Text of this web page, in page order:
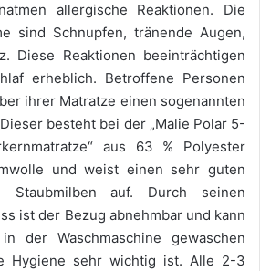
allergische Reaktionen. Die
sind Schnupfen, tränende Augen,
Diese Reaktionen beeinträchtigen
erheblich. Betroffene Personen
ihrer Matratze einen sogenannten
besteht bei der „Malie Polar 5-
aus 63 % Polyester
und weist einen sehr guten
Staubmilben auf. Durch seinen
ist der Bezug abnehmbar und kann
der Waschmaschine gewaschen
Hygiene sehr wichtig ist. Alle 2-3